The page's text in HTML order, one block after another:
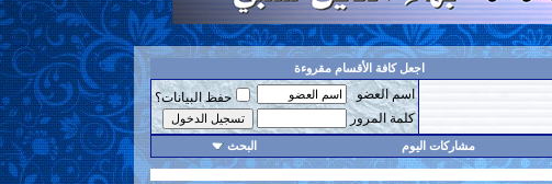
اجعل كافة الأقسام مقروءة
اسم العضو
حفظ البيانات؟
كلمة المرور
مشاركات اليوم البحث